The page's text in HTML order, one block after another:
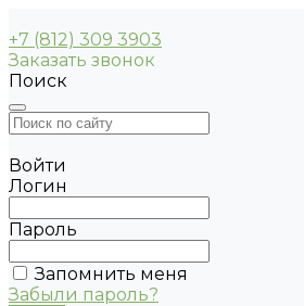
+7 (812) 309 3903
Заказать звонок
Поиск
Войти
Логин
Пароль
Запомнить меня
Забыли пароль?